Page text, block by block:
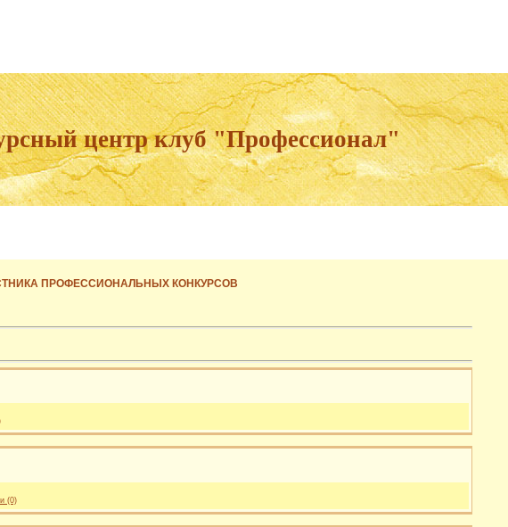
центр клуб "Профессионал"
ПРОФЕССИОНАЛЬНЫХ КОНКУРСОВ
(0)